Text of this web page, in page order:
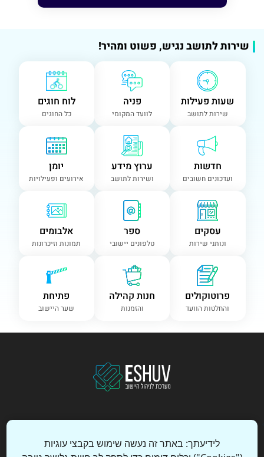
שירות לתושב נגיש, פשוט ומהיר!
שעות פעילות
שירות לתושב
פניה
לוועד המקומי
לוח חוגים
כל החוגים
חדשות
ועדכונים חשובים
ערוץ מידע
ושירות לתושב
יומן
אירועים ופעילויות
עסקים
ונותני שירות
ספר
טלפונים יישובי
אלבומים
תמונות וזיכרונות
פרוטוקולים
והחלטות הוועד
חנות קהילה
והזמנות
פתיחת
שער היישוב
לידיעתך: באתר זה נעשה שימוש בקבצי עוגיות